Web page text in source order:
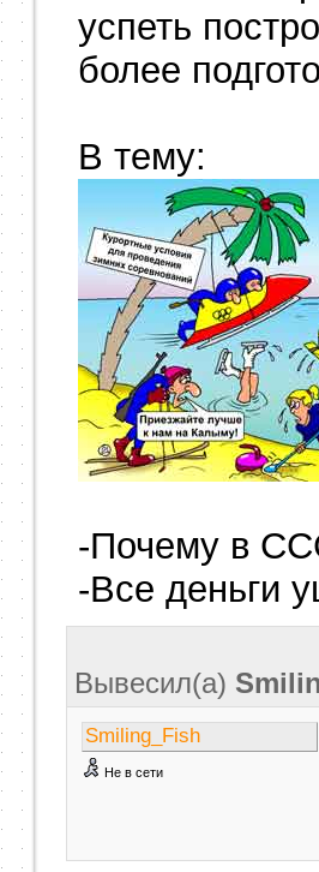
успеть
более
В тему:
-Почему в
-Все деньги
Вывесил(a)
Smiling_Fish
Не в сети